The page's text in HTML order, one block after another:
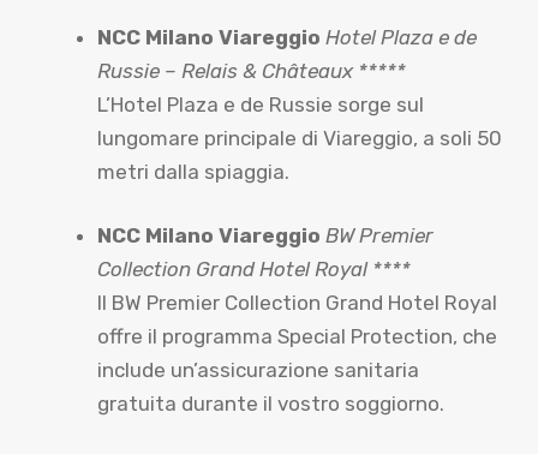
NCC Milano Viareggio Hotel Plaza e de
Russie – Relais & Châteaux *****
L’Hotel Plaza e de Russie sorge sul
lungomare principale di Viareggio, a soli 50
metri dalla spiaggia.
NCC Milano Viareggio BW Premier
Collection Grand Hotel Royal ****
Il BW Premier Collection Grand Hotel Royal
offre il programma Special Protection, che
include un’assicurazione sanitaria
gratuita durante il vostro soggiorno.